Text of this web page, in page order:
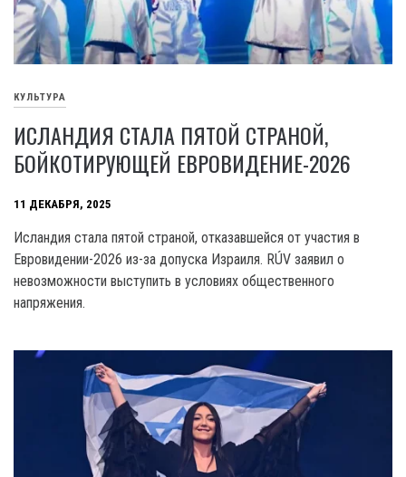
КУЛЬТУРА
ИСЛАНДИЯ СТАЛА ПЯТОЙ СТРАНОЙ,
БОЙКОТИРУЮЩЕЙ ЕВРОВИДЕНИЕ-2026
11 ДЕКАБРЯ, 2025
Исландия стала пятой страной, отказавшейся от участия в
Евровидении-2026 из-за допуска Израиля. RÚV заявил о
невозможности выступить в условиях общественного
напряжения.